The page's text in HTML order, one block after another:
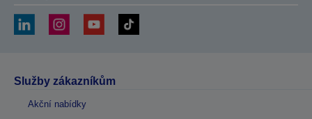
Služby zákazníkům
Akční nabídky